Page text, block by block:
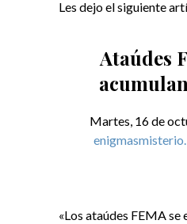
Les dejo el siguiente
Ataúdes
Martes, 16 de
«Los ataúdes FEMA se